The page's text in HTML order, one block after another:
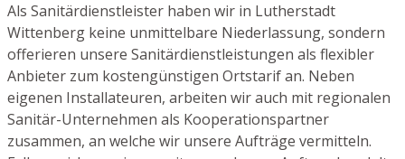
Als Sanitärdienstleister haben wir in Lutherstadt
Wittenberg keine unmittelbare Niederlassung, sondern
offerieren unsere Sanitärdienstleistungen als flexibler
Anbieter zum kostengünstigen Ortstarif an. Neben
eigenen Installateuren, arbeiten wir auch mit regionalen
Sanitär-Unternehmen als Kooperationspartner
zusammen, an welche wir unsere Aufträge vermitteln.